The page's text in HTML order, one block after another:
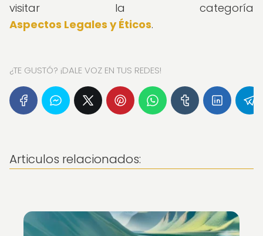
visitar la categoría
Aspectos Legales y Éticos.
¿TE GUSTÓ? ¡DALE VOZ EN TUS REDES!
Articulos relacionados: